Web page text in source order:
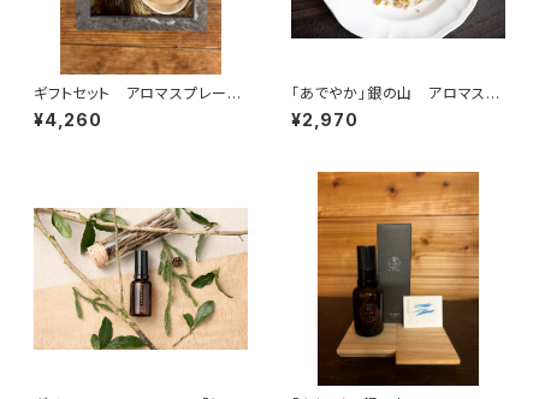
ギフトセット アロマスプレー
「おごそか」&木こりのたまごギフ
トセット
¥4,260
「あでやか」銀の山 アロマスプ
レー 30ml
¥2,970